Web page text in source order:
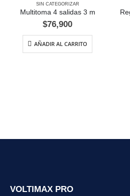
SIN CATEGORIZAR
Multitoma 4 salidas 3 m
$76,900
AÑADIR AL CARRITO
VOLTIMAX PRO